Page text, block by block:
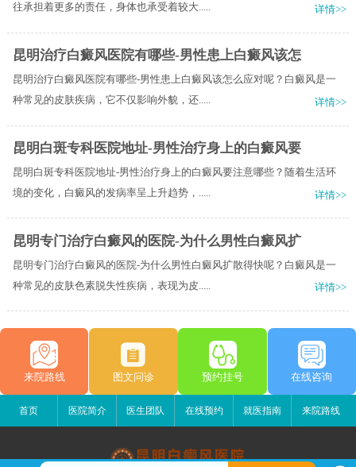
往承担着更多的责任，身体也承受着较大.....
详情>>
昆明治疗白癜风医院有哪些-男性患上白癜风该怎
昆明治疗白癜风医院有哪些-男性患上白癜风该怎么应对呢？白癜风是一
种常见的皮肤疾病，它不仅影响外貌，还.....
详情>>
昆明白斑专科医院地址-男性治疗身上的白癜风要
昆明白斑专科医院地址-男性治疗身上的白癜风要注意哪些？随着生活环
境的变化，白癜风的发病率呈上升趋势，.....
详情>>
昆明专门治疗白癜风的医院-为什么男性白癜风扩
昆明专门治疗白癜风的医院-为什么男性白癜风扩散得快呢？白癜风是一
种常见的皮肤色素脱失性疾病，表现为皮.....
详情>>
来院路线 图文问诊 预约挂号 在线咨询
首页 医院简介 医生团队 在线预约 就医指南 来院路线